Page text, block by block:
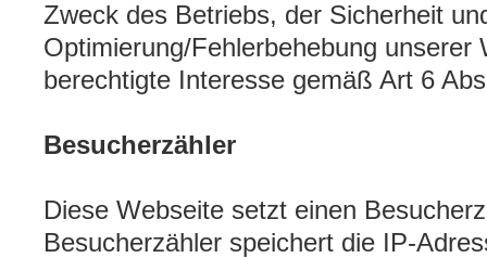
Zweck des Betriebs, der Sicherheit
Optimierung/Fehlerbehebung unserer
berechtigte Interesse gemäß Art 6
Besucherzähler
Diese Webseite setzt einen
Besucherzähler speichert die IP-